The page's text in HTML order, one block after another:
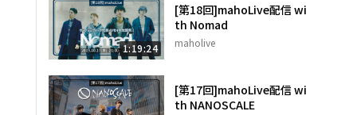
1:19:24
[第18回]mahoLive配信 wi
th Nomad
maholive
[第17回]mahoLive配信 wi
th NANOSCALE